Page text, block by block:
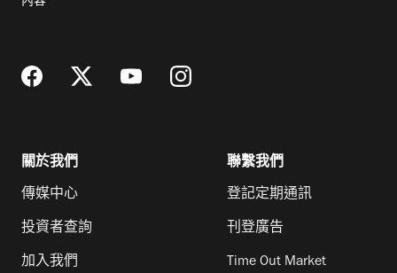
內容
關於我們
傳媒中心
投資者查詢
加入我們
聯繫我們
登記定期通訊
刊登廣告
Time Out Market